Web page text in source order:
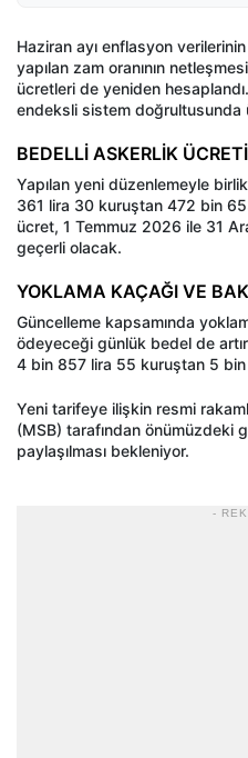
Haziran ayı enflasyon
yapılan zam oranının
ücretleri de yeniden
endeksli sistem doğrultusunda
BEDELLİ ASKERLİK
Yapılan yeni düzenlemeyle
361 lira 30 kuruştan 472 bin
ücret, 1 Temmuz 2026 ile 31
geçerli olacak.
YOKLAMA KAÇAĞI VE
Güncelleme kapsamında
ödeyeceği günlük bedel de
4 bin 857 lira 55 kuruştan 5 bin
Yeni tarifeye ilişkin resmi
(MSB) tarafından önümüzdeki
paylaşılması bekleniyor.
-